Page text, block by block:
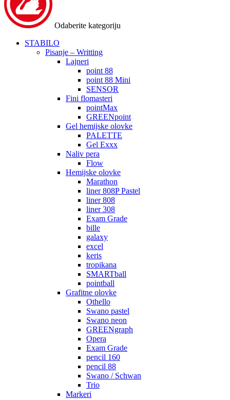
Odaberite kategoriju
STABILO
Pisanje – Writting
Lajneri
point 88
point 88 Mini
SENSOR
Fini flomasteri
pointMax
GREENpoint
Gel hemijske olovke
PALETTE
Gel Exxx
Naliv pera
Flow
Hemijske olovke
Marathon
liner 808P Pastel
liner 808
liner 308
Exam Grade
bille
galaxy
excel
keris
tropikana
SMARTball
pointball
Grafitne olovke
Othello
Swano pastel
Swano neon
GREENgraph
Opera
Exam Grade
pencil 160
pencil 88
Swano / Schwan
Trio
Markeri